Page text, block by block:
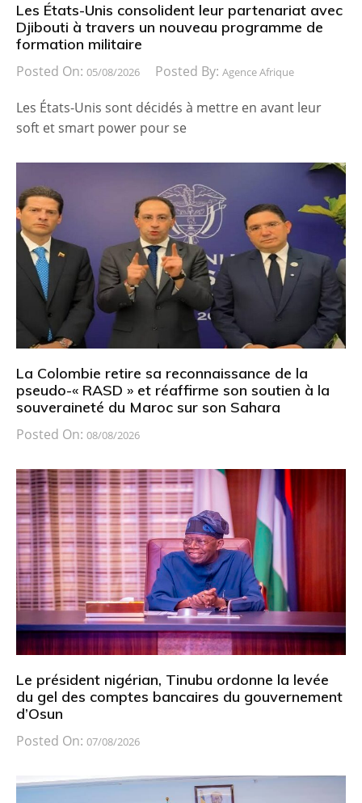
Les États-Unis consolident leur partenariat avec
Djibouti à travers un nouveau programme de
formation militaire
Posted On: 05/08/2026 Posted By: Agence Afrique
Les États-Unis sont décidés à mettre en avant leur
soft et smart power pour se
La Colombie retire sa reconnaissance de la
pseudo-« RASD » et réaffirme son soutien à la
souveraineté du Maroc sur son Sahara
Posted On: 08/08/2026
Le président nigérian, Tinubu ordonne la levée
du gel des comptes bancaires du gouvernement
d’Osun
Posted On: 07/08/2026